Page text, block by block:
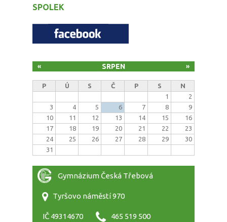
SPOLEK
SRPEN
« »
P Ú S Č P S
N
1
2
3
4 5 6 7 8
9
10
11 12 13 14 15
16
17
18 19 20 21 22
23
24
25 26 27 28 29
30
31
Gymnázium Česká Třebová
Tyršovo náměstí 970
IČ 49314670 465 519 500